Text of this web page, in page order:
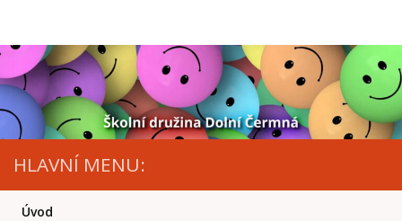
HLAVNÍ MENU:
Úvod